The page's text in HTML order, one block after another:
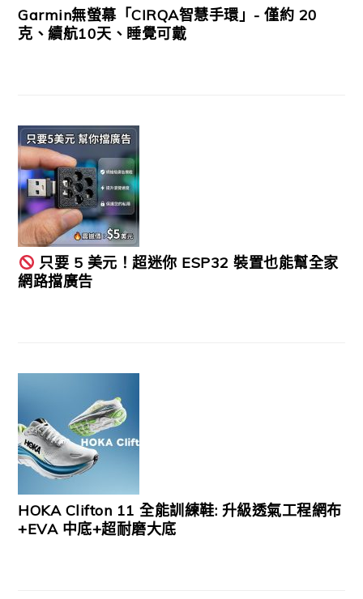
Garmin無螢幕「CIRQA智慧手環」- 僅約 20
克、續航10天、睡覺可戴
只要 5 美元！超迷你 ESP32 裝置也能幫全家
網路擋廣告
HOKA Clifton 11 全能訓練鞋: 升級透氣工程網布
+EVA 中底+超耐磨大底